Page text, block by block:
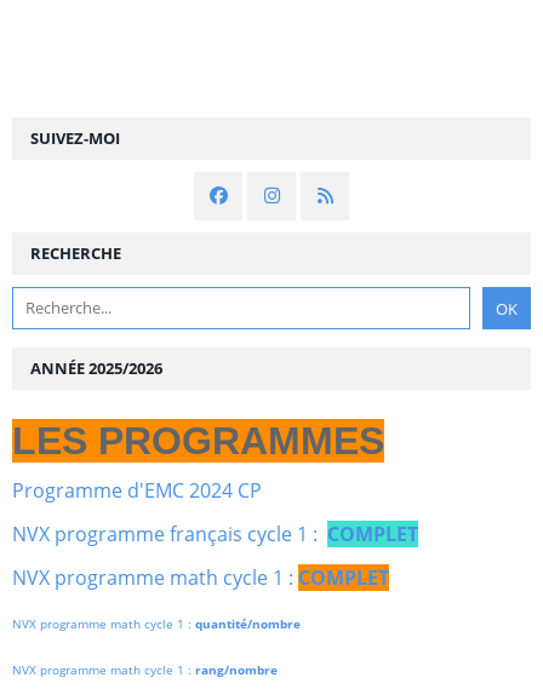
SUIVEZ-MOI
RECHERCHE
ANNÉE 2025/2026
LES PROGRAMMES
Programme d'EMC 2024 CP
NVX programme français cycle 1 : COMPLET
NVX programme math cycle 1 : COMPLET
NVX programme math cycle 1 : quantité/nombre
NVX programme math cycle 1 : rang/nombre